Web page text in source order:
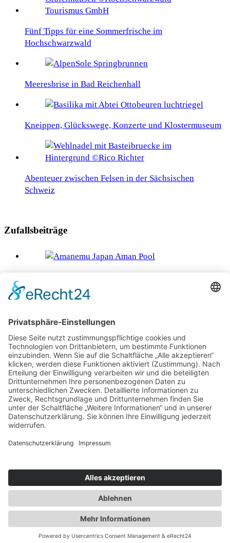
Fünf Tipps für eine Sommerfrische im
Hochschwarzwald
Meeresbrise in Bad Reichenhall
Kneippen, Glückswege, Konzerte und Klostermuseum
Abenteuer zwischen Felsen in der Sächsischen
Schweiz
Zufallsbeiträge
B&B hat Hotel in Mittenwald mit Alpenblick eröffnet
St. Anton am Arlberg zu Fuß erleben
im Tiroler Lechtal
Das „Übergossene Alm Resort“ -Urlaub für alle
Datenschutz| Webseitenübersicht
|Media/PR|Kontakt